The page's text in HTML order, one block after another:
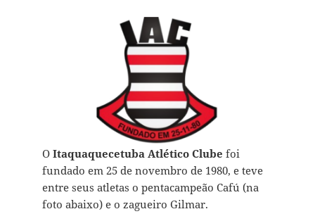
O Itaquaquecetuba Atlético Clube foi
fundado em 25 de novembro de 1980, e teve
entre seus atletas o pentacampeão Cafú (na
foto abaixo) e o zagueiro Gilmar.